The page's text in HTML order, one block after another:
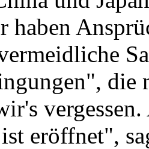
haben
die
eröffnet",